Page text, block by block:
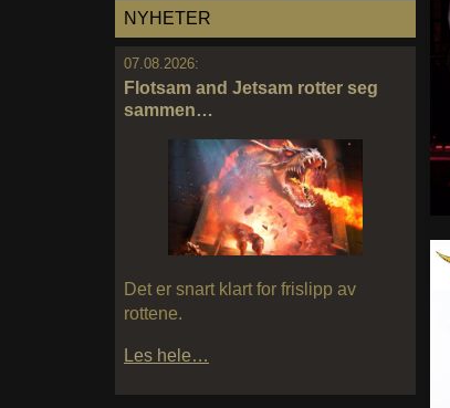
NYHETER
07.08.2026:
Flotsam and Jetsam rotter seg
sammen…
Det er snart klart for frislipp av
rottene.
Les hele…